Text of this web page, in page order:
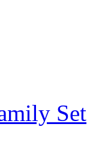
Set